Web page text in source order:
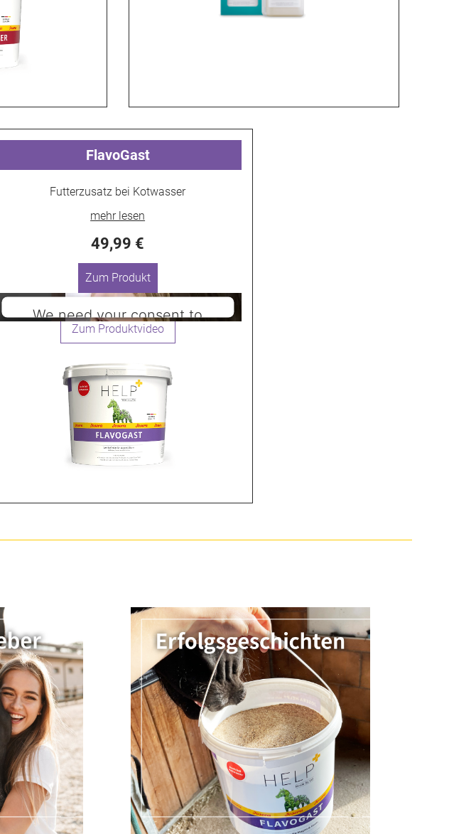
this content
used.
Consent
Powered byUsercentrics Consent
FlavoGast
Futterzusatz bei Kotwasser
49,99 €
Zum Produkt
We need your consent to
load the Youtube service!
This content is not permitted to load due
to trackers that are not disclosed to the
visitor. The website owner needs to setup
the site with their CMP to add this content
to the list of technologies used.
Powered by
Usercentrics Consent
Management Platform